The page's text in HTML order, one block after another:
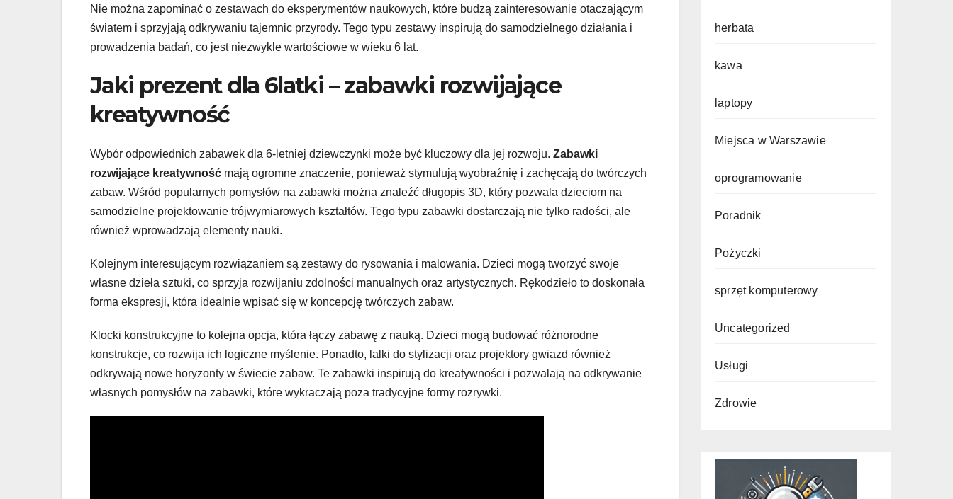
Nie można zapominać o zestawach do eksperymentów naukowych, które budzą zainteresowanie otaczającym
światem i sprzyjają odkrywaniu tajemnic przyrody. Tego typu zestawy inspirują do samodzielnego działania i
prowadzenia badań, co jest niezwykle wartościowe w wieku 6 lat.
Jaki prezent dla 6latki – zabawki rozwijające
kreatywność
Wybór odpowiednich zabawek dla 6-letniej dziewczynki może być kluczowy dla jej rozwoju. Zabawki
rozwijające kreatywność mają ogromne znaczenie, ponieważ stymulują wyobraźnię i zachęcają do twórczych
zabaw. Wśród popularnych pomysłów na zabawki można znaleźć długopis 3D, który pozwala dzieciom na
samodzielne projektowanie trójwymiarowych kształtów. Tego typu zabawki dostarczają nie tylko radości, ale
również wprowadzają elementy nauki.
Kolejnym interesującym rozwiązaniem są zestawy do rysowania i malowania. Dzieci mogą tworzyć swoje
własne dzieła sztuki, co sprzyja rozwijaniu zdolności manualnych oraz artystycznych. Rękodzieło to doskonała
forma ekspresji, która idealnie wpisać się w koncepcję twórczych zabaw.
Klocki konstrukcyjne to kolejna opcja, która łączy zabawę z nauką. Dzieci mogą budować różnorodne
konstrukcje, co rozwija ich logiczne myślenie. Ponadto, lalki do stylizacji oraz projektory gwiazd również
odkrywają nowe horyzonty w świecie zabaw. Te zabawki inspirują do kreatywności i pozwalają na odkrywanie
własnych pomysłów na zabawki, które wykraczają poza tradycyjne formy rozrywki.
herbata
kawa
laptopy
Miejsca w Warszawie
oprogramowanie
Poradnik
Pożyczki
sprzęt komputerowy
Uncategorized
Usługi
Zdrowie